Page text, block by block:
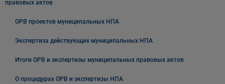
правовых актов
ОРВ проектов муниципальных НПА
Экспертиза действующих муниципальных НПА
Итоги ОРВ и экспертизы муниципальных правовых актов
О процедурах ОРВ и экспертизы НПА